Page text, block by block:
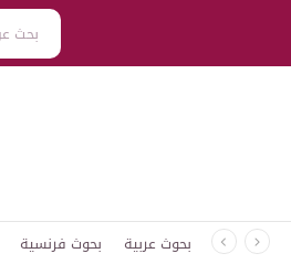
بحوث عربية بحوث فرنسية